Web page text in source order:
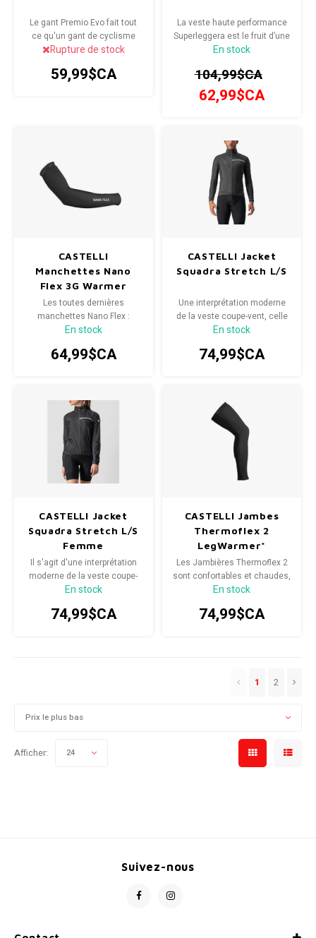
Le gant Premio Evo fait tout
ce qu'un gant de cyclisme
devrait faire pour un cycliste
Rupture de stock
59,99$CA
La veste haute performance
Superleggera est le fruit d’une
conception minutieuse.
En stock
104,99$CA
62,99$CA
CASTELLI
Manchettes Nano
Flex 3G Warmer
Les toutes dernières
manchettes Nano Flex :
confortables pour les temps
fait humide et chaudes pour
En stock
64,99$CA
CASTELLI Jacket
Squadra Stretch L/S
Une interprétation moderne
de la veste coupe-vent, celle
que vous gardez dans votre
descente ou que vous enfilez
En stock
74,99$CA
CASTELLI Jacket
Squadra Stretch L/S
Femme
Il s'agit d'une interprétation
moderne de la veste coupe-
vent, celle que vous gardez
longue descente ou que vous
En stock
74,99$CA
CASTELLI Jambes
Thermoflex 2
LegWarmer*
Les Jambières Thermoflex 2
sont confortables et chaudes,
idéales pour vos sorties
En stock
74,99$CA
Prix le plus bas
1 2
Afficher: 24
Suivez-nous